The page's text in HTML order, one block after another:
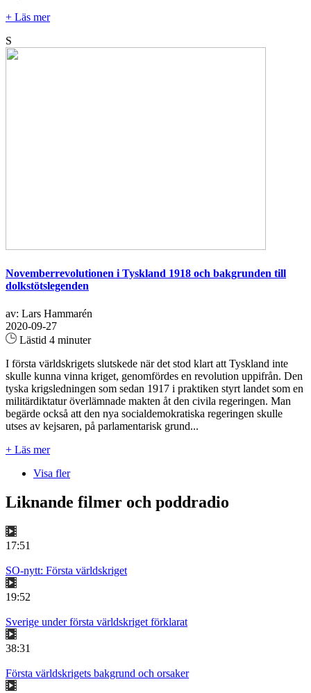
+ Läs mer
S
Novemberrevolutionen i Tyskland 1918 och bakgrunden till
dolkstötslegenden
av: Lars Hammarén
2020-09-27
Lästid 4 minuter
I första världskrigets slutskede när det stod klart att Tyskland inte
skulle kunna vinna kriget, genomfördes en revolution uppifrån. Den
tyska krigsledningen som sedan 1917 i praktiken styrt landet som en
militärdiktatur överlämnade makten åt den civila regeringen. Man
begärde också att den nya socialdemokratiska regeringen skulle
utses av kejsaren, på parlamentarisk grund...
+ Läs mer
Visa fler
Liknande filmer och poddradio
17:51
SO-nytt: Första världskriget
19:52
Sverige under första världskriget förklarat
38:31
Första världskrigets bakgrund och orsaker